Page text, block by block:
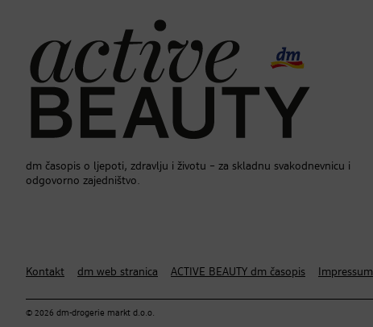
dm časopis o ljepoti, zdravlju i životu – za skladnu svakodnevnicu i
odgovorno zajedništvo.
Kontakt dm web stranica ACTIVE BEAUTY dm časopis Impressum
© 2026 dm-drogerie markt d.o.o.